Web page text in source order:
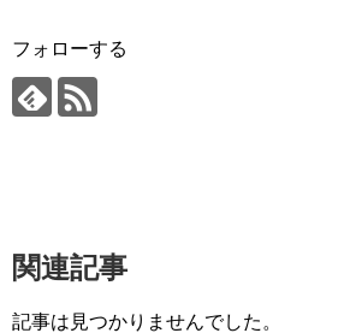
フォローする
関連記事
記事は見つかりませんでした。